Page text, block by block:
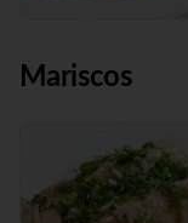
Mariscos